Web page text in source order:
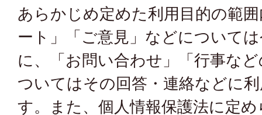
あらかじめ定めた利用目的の範
ート」「ご意見」などについて
に、「お問い合わせ」「行事な
ついてはその回答・連絡などに
す。また、個人情報保護法に定